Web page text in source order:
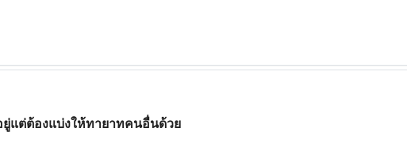
แต่ต้องแบ่งให้ทายาทคนอื่นด้วย